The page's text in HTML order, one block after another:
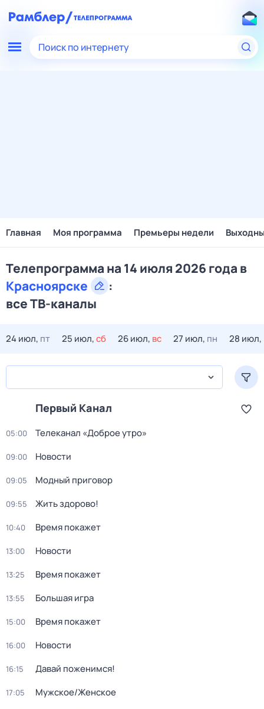
Поиск по интернету
Главная Моя программа Премьеры недели
Телепрограмма на 14 июля 2026 года в
Красноярске
:
все ТВ-каналы
24 июл, пт 25 июл,сб 26 июл, вс 27 июл, пн 28 июл,
Первый Канал
05:00 Телеканал «Доброе утро»
09:00 Новости
09:05 Модный приговор
09:55 Жить здорово!
10:40 Время покажет
13:00 Новости
13:25 Время покажет
13:55 Большая игра
15:00 Время покажет
16:00 Новости
16:15 Давай поженимся!
17:05 Мужское/Женское